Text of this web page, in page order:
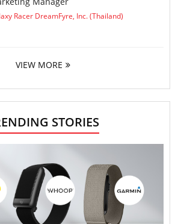
Racer DreamFyre, Inc. (Thailand)
VIEW MORE
STORIES